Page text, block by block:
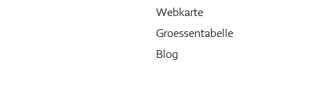
Webkarte
Groessentabelle
Blog